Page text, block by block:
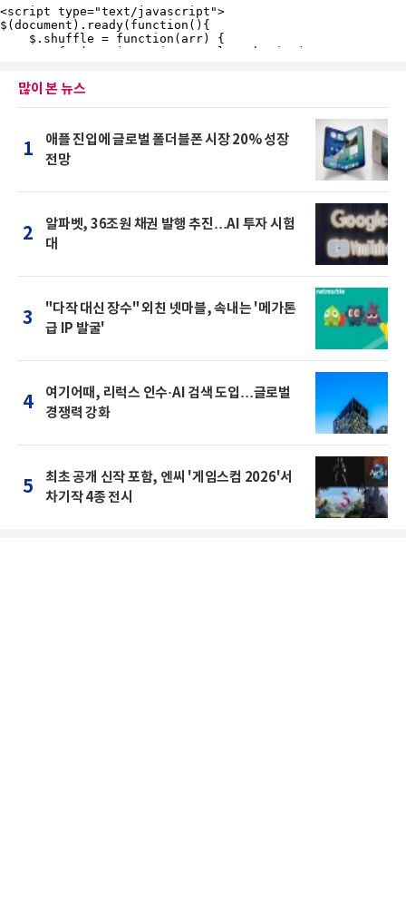
많이 본 뉴스
1
애플 진입에 글로벌 폴더블폰 시장 20% 성장
전망
2
알파벳, 36조원 채권 발행 추진…AI 투자 시험
대
3
"다작 대신 장수" 외친 넷마블, 속내는 '메가톤
급 IP 발굴'
4
여기어때, 리럭스 인수·AI 검색 도입…글로벌
경쟁력 강화
5
최초 공개 신작 포함, 엔씨 '게임스컴 2026'서
차기작 4종 전시